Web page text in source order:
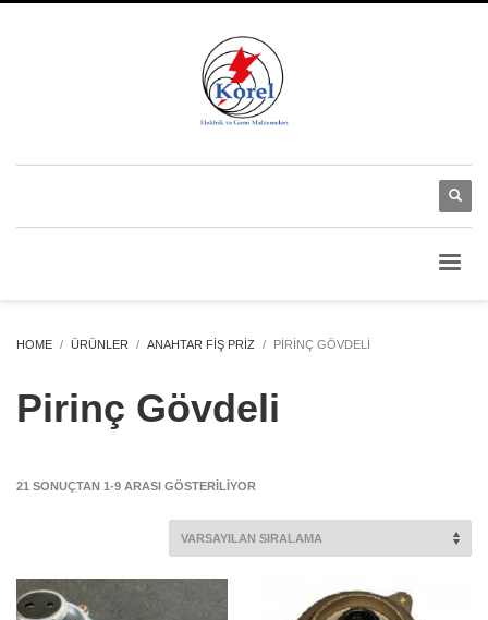
HOME ÜRÜNLER ANAHTAR FIŞ PRIZ PIRINÇ GÖVDELI
Pirinç Gövdeli
21 SONUÇTAN 1-9 ARASI GÖSTERILIYOR